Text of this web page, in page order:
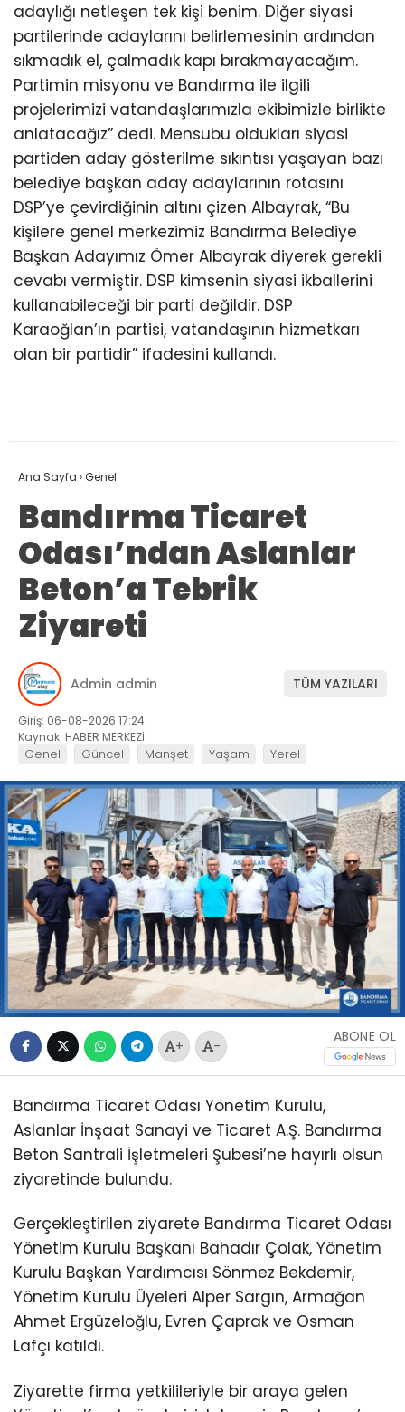
adaylığı netleşen tek kişi benim. Diğer siyasi
partilerinde adaylarını belirlemesinin ardından
sıkmadık el, çalmadık kapı bırakmayacağım.
Partimin misyonu ve Bandırma ile ilgili
projelerimizi vatandaşlarımızla ekibimizle birlikte
anlatacağız” dedi. Mensubu oldukları siyasi
partiden aday gösterilme sıkıntısı yaşayan bazı
belediye başkan aday adaylarının rotasını
DSP’ye çevirdiğinin altını çizen Albayrak, “Bu
kişilere genel merkezimiz Bandırma Belediye
Başkan Adayımız Ömer Albayrak diyerek gerekli
cevabı vermiştir. DSP kimsenin siyasi ikballerini
kullanabileceği bir parti değildir. DSP
Karaoğlan’ın partisi, vatandaşının hizmetkarı
olan bir partidir” ifadesini kullandı.
Ana Sayfa ›Genel
Bandırma Ticaret
Odası’ndan Aslanlar
Beton’a Tebrik
Ziyareti
Admin admin TÜM YAZILARI
Giriş: 06-08-2026 17:24
Kaynak: HABER MERKEZİ
Genel Güncel Manşet Yaşam Yerel
+ -
ABONE OL
Bandırma Ticaret Odası Yönetim Kurulu,
Aslanlar İnşaat Sanayi ve Ticaret A.Ş. Bandırma
Beton Santrali İşletmeleri Şubesi’ne hayırlı olsun
ziyaretinde bulundu.
Gerçekleştirilen ziyarete Bandırma Ticaret Odası
Yönetim Kurulu Başkanı Bahadır Çolak, Yönetim
Kurulu Başkan Yardımcısı Sönmez Bekdemir,
Yönetim Kurulu Üyeleri Alper Sargın, Armağan
Ahmet Ergüzeloğlu, Evren Çaprak ve Osman
Lafçı katıldı.
Ziyarette firma yetkilileriyle bir araya gelen